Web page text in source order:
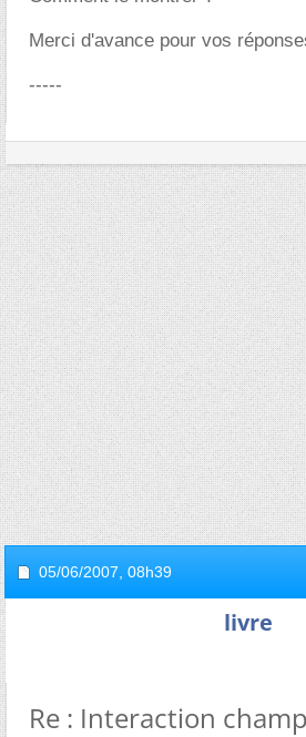
Merci d'avance pour vos
-----
05/06/2007, 08h39
livre
Re : Interaction